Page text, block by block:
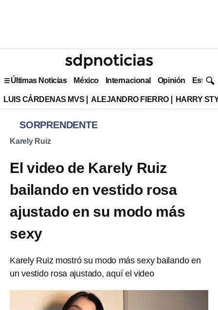
Últimas Noticias México Internacional Opinión Estilo
LUIS CÁRDENAS MVS ALEJANDRO FIERRO HARRY
SORPRENDENTE
Karely Ruiz
El video de Karely Ruiz
bailando en vestido rosa
ajustado en su modo más
sexy
Karely Ruiz mostró su modo más sexy bailando en
un vestido rosa ajustado, aquí el video